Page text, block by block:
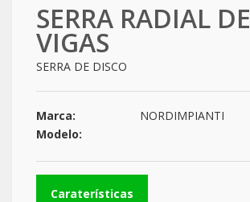
SERRA RADIAL DE
VIGAS
SERRA DE DISCO
Marca:
NORDIMPIANTI
Modelo:
Caraterísticas